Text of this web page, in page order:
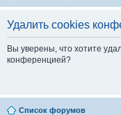
Удалить cookies
Вы уверены, что хотите
конференцией?
Список форумов